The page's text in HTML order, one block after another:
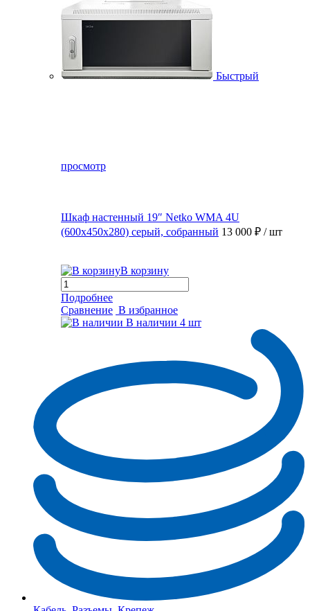
Быстрый
просмотр
Шкаф настенный 19″ Netko WMA 4U
(600x450x280) серый, собранный 13 000 ₽ / шт
В корзину
Подробнее
Сравнение В избранное
В наличии 4 шт